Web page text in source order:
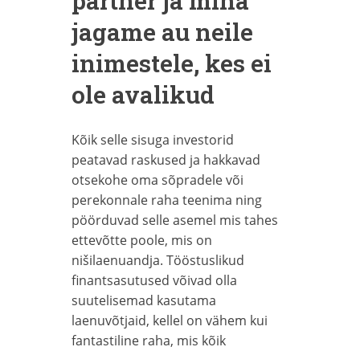
jagame au neile
inimestele, kes ei
ole avalikud
Kõik selle sisuga investorid
peatavad raskused ja hakkavad
otsekohe oma sõpradele või
perekonnale raha teenima ning
pöörduvad selle asemel mis tahes
ettevõtte poole, mis on
nišilaenuandja. Tööstuslikud
finantsasutused võivad olla
suutelisemad kasutama
laenuvõtjaid, kellel on vähem kui
fantastiline raha, mis kõik